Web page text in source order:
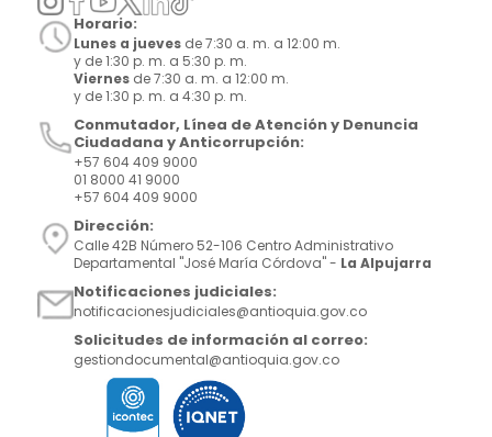
Horario:
Lunes a jueves de 7:30 a. m. a 12:00 m.
y de 1:30 p. m. a 5:30 p. m.
Viernes de 7:30 a. m. a 12:00 m.
y de 1:30 p. m. a 4:30 p. m.
Conmutador, Línea de Atención y Denuncia
Ciudadana y Anticorrupción:
+57 604 409 9000
01 8000 41 9000
+57 604 409 9000
Dirección:
Calle 42B Número 52-106 Centro Administrativo
Departamental "José María Córdova" - La Alpujarra
Notificaciones judiciales:
notificacionesjudiciales@antioquia.gov.co
Solicitudes de información al correo:
gestiondocumental@antioquia.gov.co